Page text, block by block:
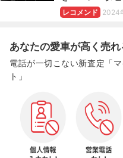
レコメンド 2024
あなたの愛車が高く売れ
電話が一切こない新査定「
ト」